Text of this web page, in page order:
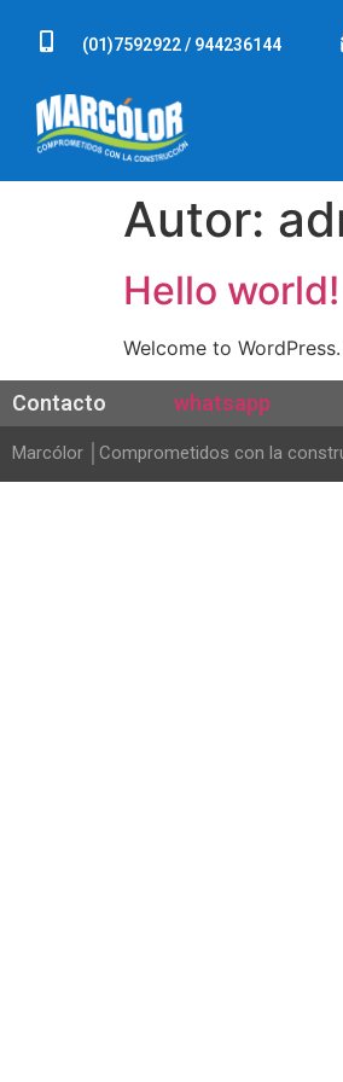
(01)7592922 / 944236144
Autor:
Hello world!
Welcome to
Contacto whatsapp
Marcólor │Comprometidos con la